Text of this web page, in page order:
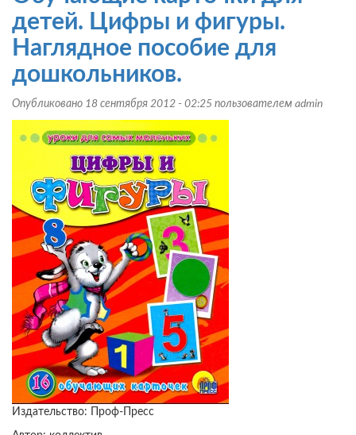
детей.
Цвета.
Наглядное
пособие
для
детей. Цифры и фигуры.
Наглядное пособие для
дошкольников.
Опубликовано 18 сентября 2012 - 02:25 пользователем admin
Издательство: Проф-Пресс